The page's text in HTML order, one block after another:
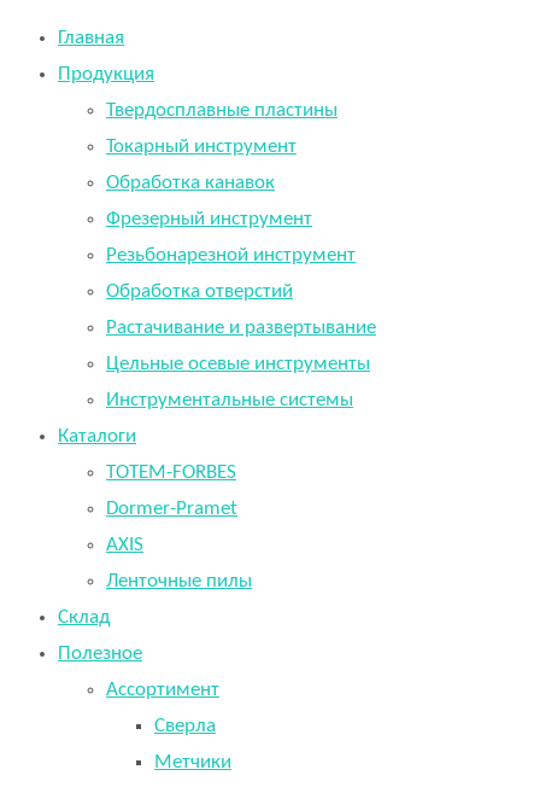
Главная
Продукция
Твердосплавные пластины
Токарный инструмент
Обработка канавок
Фрезерный инструмент
Резьбонарезной инструмент
Обработка отверстий
Растачивание и развертывание
Цельные осевые инструменты
Инструментальные системы
Каталоги
TOTEM-FORBES
Dormer-Pramet
AXIS
Ленточные пилы
Склад
Полезное
Ассортимент
Сверла
Метчики